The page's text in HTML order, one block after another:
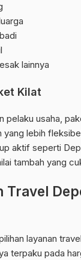
lainnya
Kilat
pelaku usaha,
yang lebih
aktif seperti
tambah yang
Travel
layanan
terpaku pada